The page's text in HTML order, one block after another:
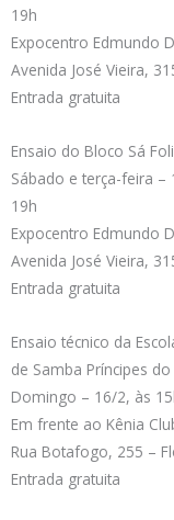
19h
Expocentro Edmundo
Avenida José Vieira,
Entrada gratuita
Ensaio do Bloco Sá
Sábado e terça-feira
19h
Expocentro Edmundo
Avenida José Vieira,
Entrada gratuita
Ensaio técnico da
de Samba Príncipes
Domingo – 16/2, às
Em frente ao Kênia
Rua Botafogo, 255 –
Entrada gratuita